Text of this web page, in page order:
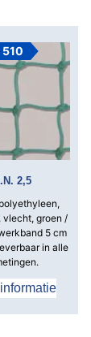
2,5
vlecht, groen /
5 cm
in alle